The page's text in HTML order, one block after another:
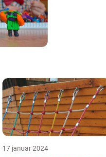
17 januar 2024